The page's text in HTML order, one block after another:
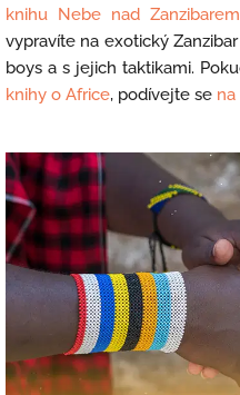
knihu Nebe nad Zanzibarem
vypravíte na exotický
boys a s jejich taktikami.
knihy o Africe, podívejte se